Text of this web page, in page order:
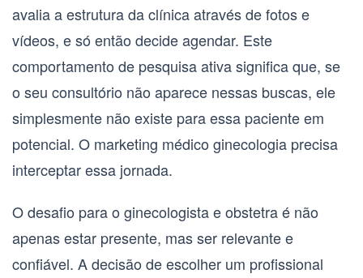
avalia a estrutura da clínica através de fotos e
vídeos, e só então decide agendar. Este
comportamento de pesquisa ativa significa que, se
o seu consultório não aparece nessas buscas, ele
simplesmente não existe para essa paciente em
potencial. O marketing médico ginecologia precisa
interceptar essa jornada.
O desafio para o ginecologista e obstetraé não
apenas estar presente, mas ser relevante e
confiável. A decisão de escolher um profissional